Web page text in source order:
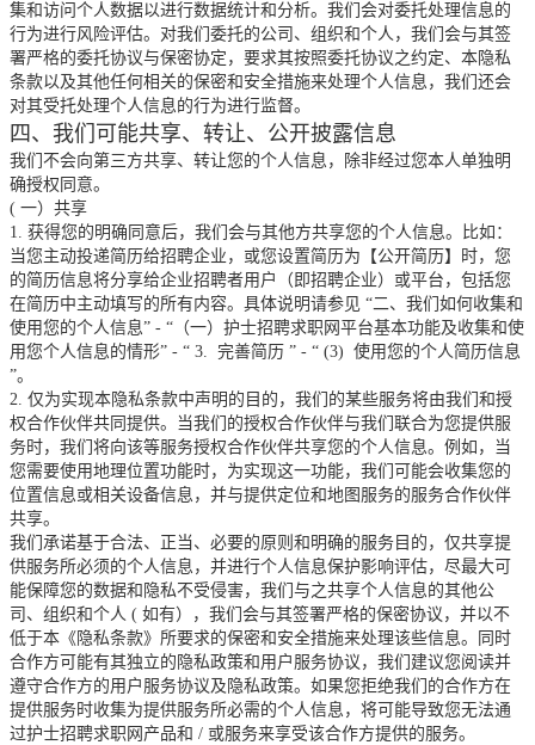
集和访问个人数据以进行数据统计和分析。我们会对委托处理信息的
行为进行风险评估。对我们委托的公司、组织和个人，我们会与其签
署严格的委托协议与保密协定，要求其按照委托协议之约定、本隐私
条款以及其他任何相关的保密和安全措施来处理个人信息，我们还会
对其受托处理个人信息的行为进行监督。
四、我们可能共享、转让、公开披露信息
我们不会向第三方共享、转让您的个人信息，除非经过您本人单独明
确授权同意。
( 一）共享
1. 获得您的明确同意后，我们会与其他方共享您的个人信息。比如：
当您主动投递简历给招聘企业，或您设置简历为【公开简历】时，您
的简历信息将分享给企业招聘者用户（即招聘企业）或平台，包括您
在简历中主动填写的所有内容。具体说明请参见 “二、我们如何收集和
使用您的个人信息” - “（一）护士招聘求职网平台基本功能及收集和使
用您个人信息的情形” - “ 3. 完善简历 ” - “ (3) 使用您的个人简历信息
”。
2. 仅为实现本隐私条款中声明的目的，我们的某些服务将由我们和授
权合作伙伴共同提供。当我们的授权合作伙伴与我们联合为您提供服
务时，我们将向该等服务授权合作伙伴共享您的个人信息。例如，当
您需要使用地理位置功能时，为实现这一功能，我们可能会收集您的
位置信息或相关设备信息，并与提供定位和地图服务的服务合作伙伴
共享。
我们承诺基于合法、正当、必要的原则和明确的服务目的，仅共享提
供服务所必须的个人信息，并进行个人信息保护影响评估，尽最大可
能保障您的数据和隐私不受侵害，我们与之共享个人信息的其他公
司、组织和个人 ( 如有），我们会与其签署严格的保密协议，并以不
低于本《隐私条款》所要求的保密和安全措施来处理该些信息。同时
合作方可能有其独立的隐私政策和用户服务协议，我们建议您阅读并
遵守合作方的用户服务协议及隐私政策。如果您拒绝我们的合作方在
提供服务时收集为提供服务所必需的个人信息，将可能导致您无法通
过护士招聘求职网产品和 / 或服务来享受该合作方提供的服务。